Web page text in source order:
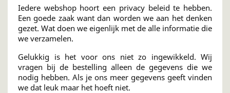
Iedere webshop hoort een privacy beleid te hebben.
Een goede zaak want dan worden we aan het denken
gezet. Wat doen we eigenlijk met de alle informatie die
we verzamelen.
Gelukkig is het voor ons niet zo ingewikkeld. Wij
vragen bij de bestelling alleen de gegevens die we
nodig hebben. Als je ons meer gegevens geeft vinden
we dat leuk maar het hoeft niet.